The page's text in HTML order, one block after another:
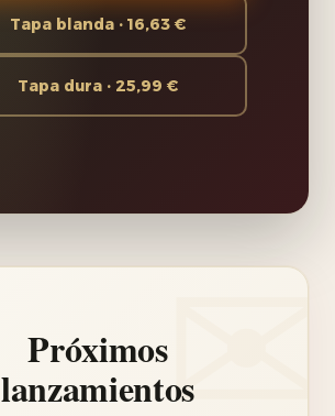
Tapa blanda · 16,63 €
Tapa dura · 25,99 €
Próximos
lanzamientos